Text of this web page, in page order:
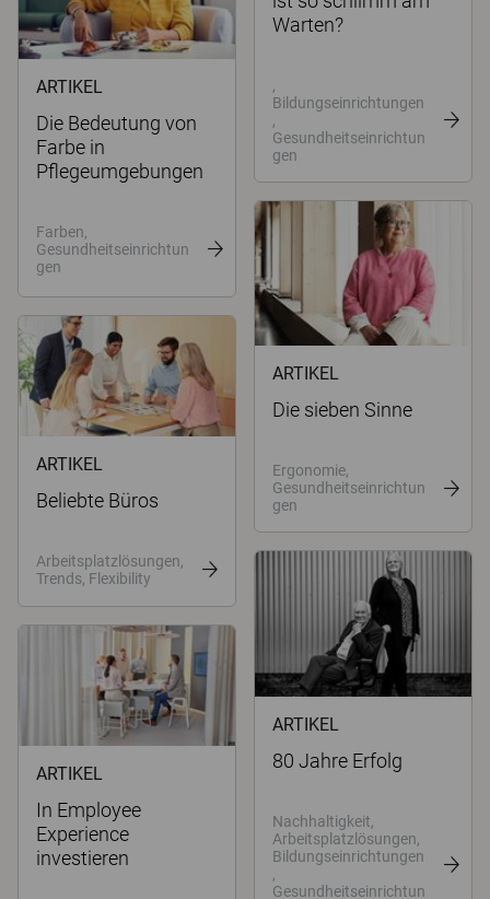
Warten?
,
Bildungseinrichtungen
,
Gesundheitseinrichtun
gen
ARTIKEL
Die Bedeutung von
Farbe in
Pflegeumgebungen
Farben,
Gesundheitseinrichtun
gen
ARTIKEL
Die sieben Sinne
Ergonomie,
Gesundheitseinrichtun
gen
ARTIKEL
Beliebte Büros
Arbeitsplatzlösungen,
Trends, Flexibility
ARTIKEL
80 Jahre Erfolg
Nachhaltigkeit,
Arbeitsplatzlösungen,
Bildungseinrichtungen
,
Gesundheitseinrichtun
ARTIKEL
In Employee
Experience
investieren